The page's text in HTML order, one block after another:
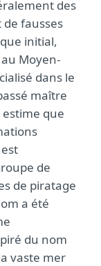
des
de fausses
initial,
Moyen-
dans le
maître
estime que
de
de piratage
a été
du nom
vaste mer